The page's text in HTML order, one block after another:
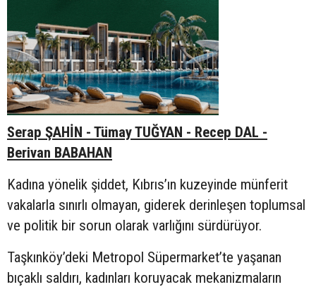
Serap ŞAHİN - Tümay TUĞYAN - Recep DAL -
Berivan BABAHAN
Kadına yönelik şiddet, Kıbrıs’ın kuzeyinde münferit
vakalarla sınırlı olmayan, giderek derinleşen toplumsal
ve politik bir sorun olarak varlığını sürdürüyor.
Taşkınköy’deki Metropol Süpermarket’te yaşanan
bıçaklı saldırı, kadınları koruyacak mekanizmaların